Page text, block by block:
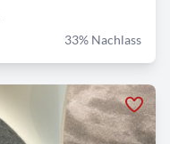
33% Nachlass